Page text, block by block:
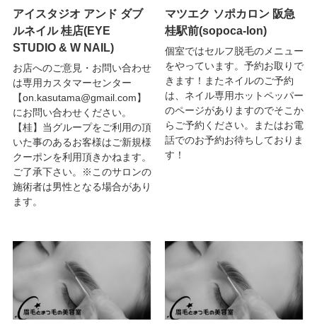
アイスタジオ アンド ダブ
ルネイル 桂店(EYE
STUDIO & W NAIL)
お店へのご意見・お問い合わせ
は専用カスタマーセンター
【on.kasutama@gmail.com】
にお問い合わせください。
【桂】当グループをご利用の頂
いた事のあるお客様はご新規様
クーポンを利用頂きかねます。
ご了承下さい。※このサロンの
施術者は男性となる場合があり
ます。
マツエク ソポカロン 阪急
桂駅前(sopoca-lon)
個室ではセルフ脱毛のメニュー
をやっています。予約お取りで
きます！またネイルのご予約
は、ネイル専用ホットペッパー
のページがありますのでそこか
らご予約ください。またはお電
話でのお予約お待ちしておりま
す！